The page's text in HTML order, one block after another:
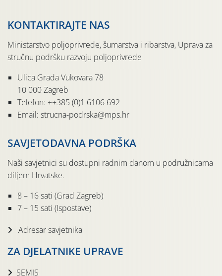
KONTAKTIRAJTE NAS
Ministarstvo poljoprivrede, šumarstva i ribarstva, Uprava za
stručnu podršku razvoju poljoprivrede
Ulica Grada Vukovara 78
10 000 Zagreb
Telefon: ++385 (0)1 6106 692
Email: strucna-podrska@mps.hr
SAVJETODAVNA PODRŠKA
Naši savjetnici su dostupni radnim danom u podružnicama
diljem Hrvatske.
8 – 16 sati (Grad Zagreb)
7 – 15 sati (Ispostave)
Adresar savjetnika
ZA DJELATNIKE UPRAVE
SEMIS